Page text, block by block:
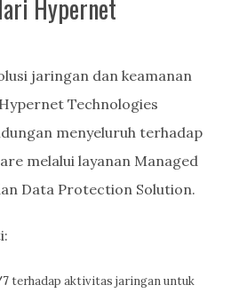
Hypernet
jaringan dan keamanan
Technologies
menyeluruh terhadap
melalui layanan Managed
Data Protection Solution.
terhadap aktivitas jaringan untuk